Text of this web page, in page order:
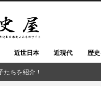
近世日本 近現代 歴
たちを紹介！